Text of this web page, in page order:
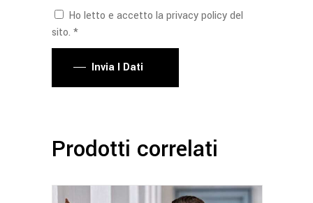
Ho letto e accetto la privacy policy del
sito. *
Invia I Dati
Prodotti correlati